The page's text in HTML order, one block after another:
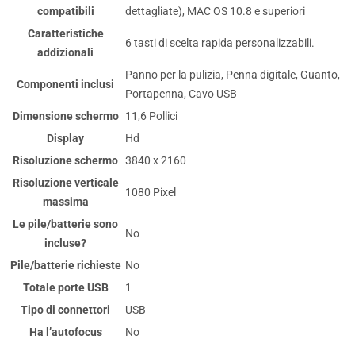
compatibili
dettagliate), MAC OS 10.8 e superiori
Caratteristiche
addizionali
‎6 tasti di scelta rapida personalizzabili.
Componenti inclusi
‎Panno per la pulizia, Penna digitale, Guanto,
Portapenna, Cavo USB
Dimensione schermo ‎11,6 Pollici
Display
‎Hd
Risoluzione schermo ‎3840 x 2160
Risoluzione verticale
massima
‎1080 Pixel
Le pile/batterie sono
incluse?
‎No
Pile/batterie richieste ‎No
Totale porte USB
‎1
Tipo di connettori
‎USB
Ha l’autofocus
‎No